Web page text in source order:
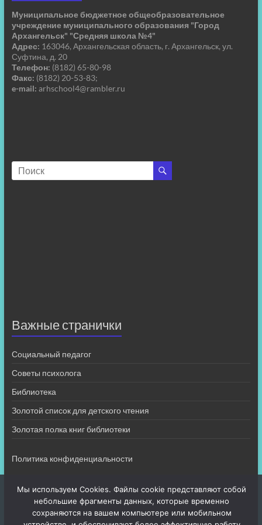
Муниципальное бюджетное общеобразовательное
учреждение муниципального образования "Город
Архангельск" "Средняя школа №4"
Адрес: 163046, Архангельская область, г. Архангельск, ул.
Суфтина, д. 20
Телефон: (8182) 65-80-98
Факс: (8182) 20-53-83;
e-mail: arhschool4@rambler.ru
Важные странички
Социальный педагог
Советы психолога
Библиотека
Золотой список для детского чтения
Золотая полка книг библиотеки
Политика конфиденциальности
Мы используем Cookies. Файлы cookie представляют собой
небольшие фрагменты данных, которые временно
сохраняются на вашем компьютере или мобильном